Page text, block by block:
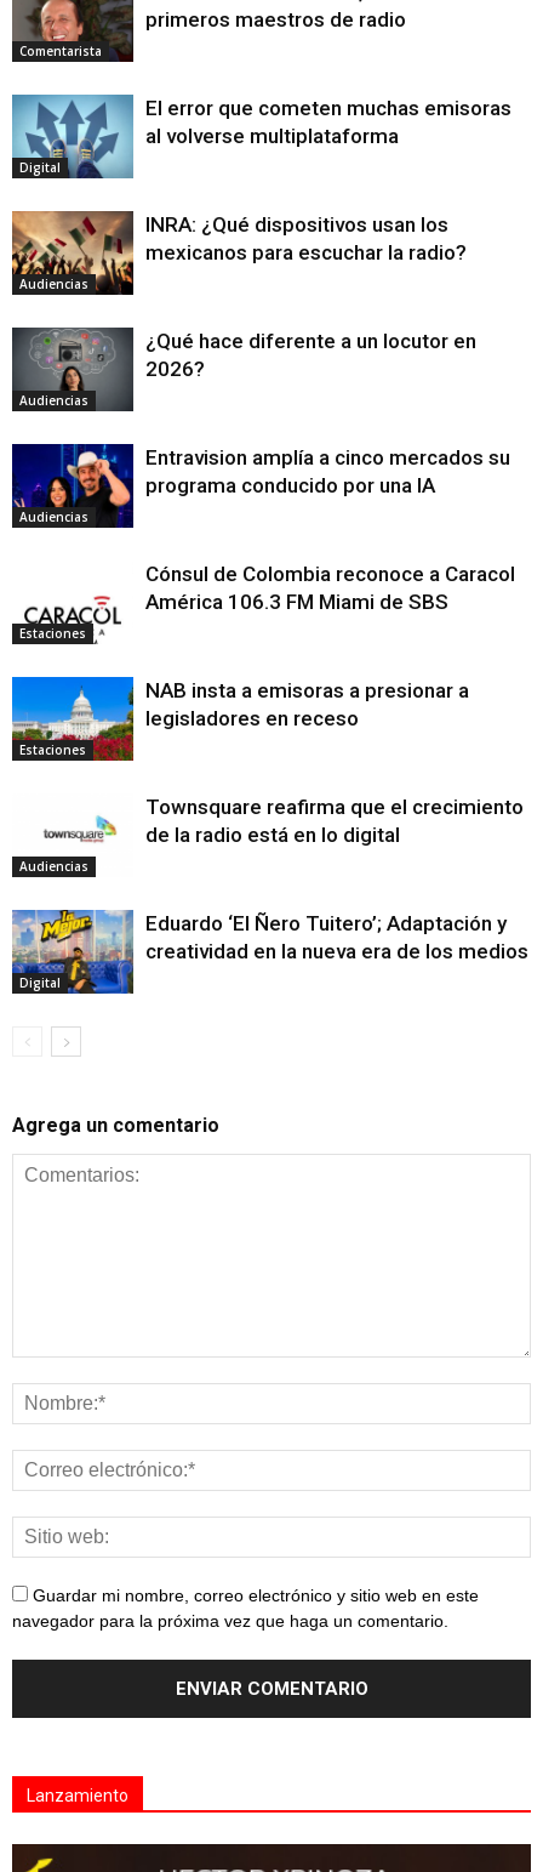
Comentarista
primeros maestros de radio
Digital
El error que cometen muchas emisoras
al volverse multiplataforma
Audiencias
INRA: ¿Qué dispositivos usan los
mexicanos para escuchar la radio?
Audiencias
¿Qué hace diferente a un locutor en
2026?
Audiencias
Entravision amplía a cinco mercados su
programa conducido por una IA
Estaciones
Cónsul de Colombia reconoce a Caracol
América 106.3 FM Miami de SBS
Estaciones
NAB insta a emisoras a presionar a
legisladores en receso
Audiencias
Townsquare reafirma que el crecimiento
de la radio está en lo digital
Digital
Eduardo ‘El Ñero Tuitero’; Adaptación y
creatividad en la nueva era de los medios
Agrega un comentario
Guardar mi nombre, correo electrónico y sitio web en este
navegador para la próxima vez que haga un comentario.
Lanzamiento